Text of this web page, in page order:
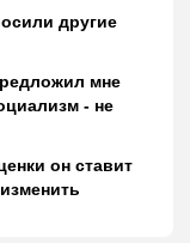
другие
мне
- не
он ставит